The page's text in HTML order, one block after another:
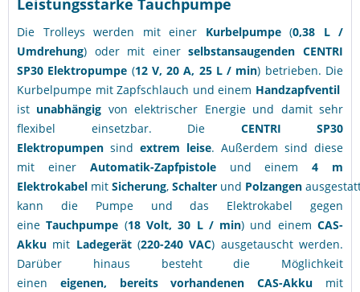
Leistungsstarke Tauchpumpe
Die Trolleys werden mit einer Kurbelpumpe(0,38 L /
Umdrehung) oder mit einerselbstansaugendenCENTRI
SP30 Elektropumpe (12 V, 20 A, 25 L / min) betrieben. Die
Kurbelpumpe mit Zapfschlauch und einem Handzapfventil
ist unabhängig von elektrischer Energie und damit sehr
flexibel einsetzbar. Die CENTRI SP30
Elektropumpen sind extrem leise. Außerdem sind diese
mit einer Automatik-Zapfpistoleund einem4 m
Elektrokabel mit Sicherung, Schalter und Polzangen
kann die Pumpe und das Elektrokabel gegen
eineTauchpumpe (18 Volt, 30 L / min) und einem CAS-
Akku mit Ladegerät(220-240 VAC) ausgetauscht werden.
Darüber hinaus besteht die Möglichkeit
einen eigenen, bereits vorhandenen CAS-Akku mit